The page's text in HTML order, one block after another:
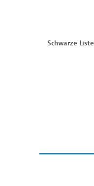
Schwarze Liste